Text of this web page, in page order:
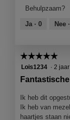
e
n
s
t
r
.
5
van
Behulpzaam?
Ja · 0 Nee ·
☆☆☆☆☆
☆☆☆☆☆
5
van
sterren.
Lois1234 · 2
Ik heb dit
Ik heb van
haartjes staan